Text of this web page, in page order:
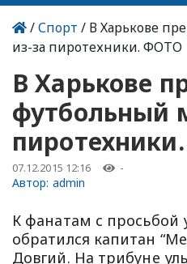
/Спорт / В Харькове
из-за пиротехники. ФОТО
В Харькове
футбольный
07.12.2015 12:16 -
Автор: admin
К фанатам с просьбой
обратился капитан
Довгий. На трибуне